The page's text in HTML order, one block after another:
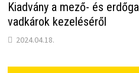
Kiadvány a mező- és
vadkárok kezeléséről
2024.04.18.